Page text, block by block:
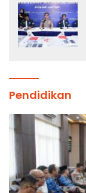
Pendidikan